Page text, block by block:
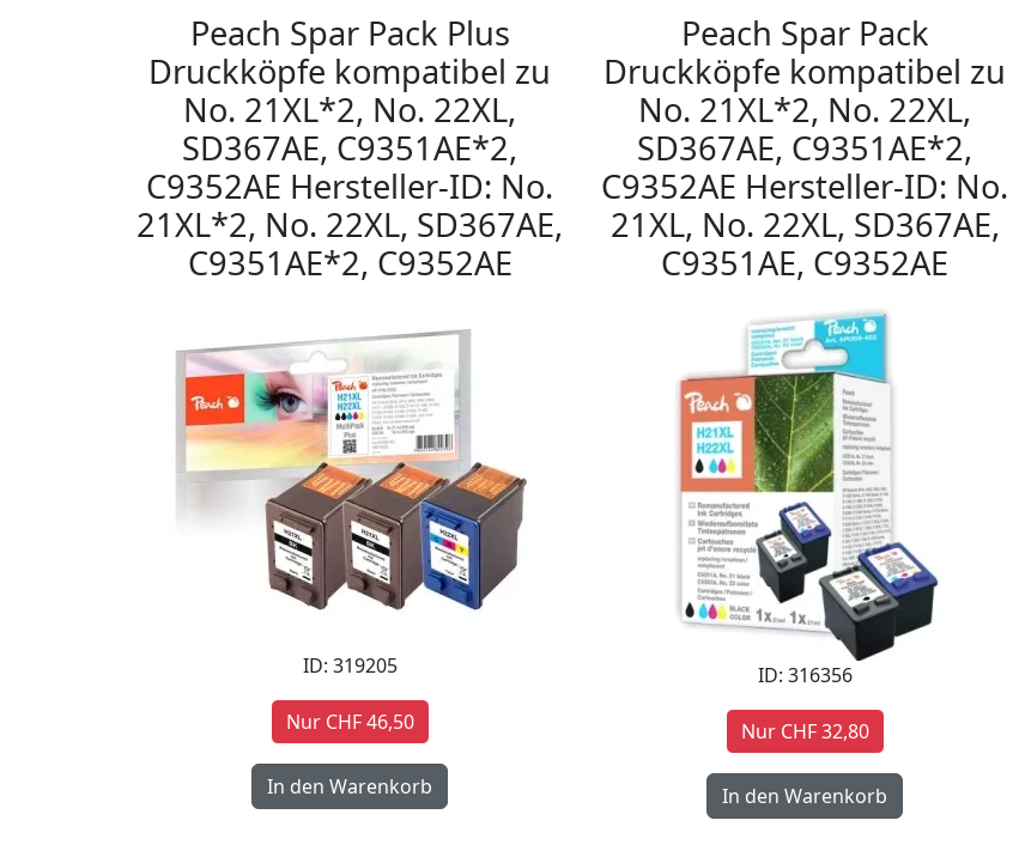
Peach Spar Pack Plus
Druckköpfe kompatibel zu
No. 21XL*2, No. 22XL,
SD367AE, C9351AE*2,
C9352AE Hersteller-ID: No.
21XL*2, No. 22XL, SD367AE,
C9351AE*2, C9352AE
ID: 319205
Nur CHF 46,50
Peach Spar Pack
Druckköpfe kompatibel zu
No. 21XL*2, No. 22XL,
SD367AE, C9351AE*2,
C9352AE Hersteller-ID: No.
21XL, No. 22XL, SD367AE,
C9351AE, C9352AE
ID: 316356
Nur CHF 32,80